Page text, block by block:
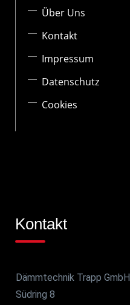
Über Uns
Kontakt
Impressum
Datenschutz
Cookies
Kontakt
Dämmtechnik Trapp GmbH
Südring 8